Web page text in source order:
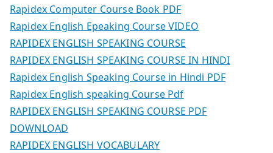
Rapidex Computer Course Book PDF
Rapidex English Epeaking Course VIDEO
RAPIDEX ENGLISH SPEAKING COURSE
RAPIDEX ENGLISH SPEAKING COURSE IN HINDI
Rapidex English Speaking Course in Hindi PDF
Rapidex English speaking Course Pdf
RAPIDEX ENGLISH SPEAKING COURSE PDF
DOWNLOAD
RAPIDEX ENGLISH VOCABULARY